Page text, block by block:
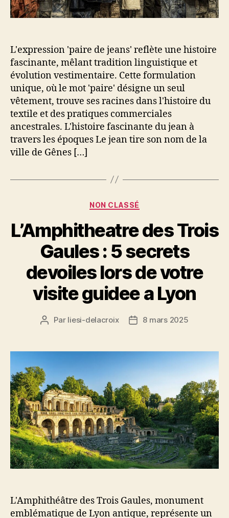
L'expression 'paire de jeans' reflète une histoire
fascinante, mêlant tradition linguistique et
évolution vestimentaire. Cette formulation
unique, où le mot 'paire' désigne un seul
vêtement, trouve ses racines dans l'histoire du
textile et des pratiques commerciales
ancestrales. L'histoire fascinante du jean à
travers les époques Le jean tire son nom de la
ville de Gênes […]
Catégories
NON CLASSÉ
L’Amphitheatre des Trois
Gaules : 5 secrets
devoiles lors de votre
visite guidee a Lyon
Auteur
Par liesi-delacroix
Date8 mars 2025
L'Amphithéâtre des Trois Gaules, monument
emblématique de Lyon antique, représente un